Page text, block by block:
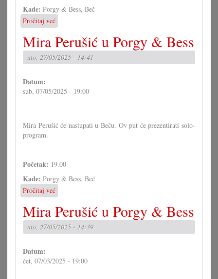
Kade: Porgy & Bess, Beč
Pročitaj već
Mira
Perušić
u
Porgy
Mira Perušić u Porgy & Bess
uto, 27/05/2025 - 14:41
Datum:
sub, 07/05/2025 - 19:00
Mira Perušić će nastupati u Beču. Ov put će prezentirati solo-
program.
Početak: 19.00
Kade: Porgy & Bess, Beč
Pročitaj već
Mira
Perušić
u
Porgy
Mira Perušić u Porgy & Bess
uto, 27/05/2025 - 14:39
Datum:
čet, 07/03/2025 - 19:00